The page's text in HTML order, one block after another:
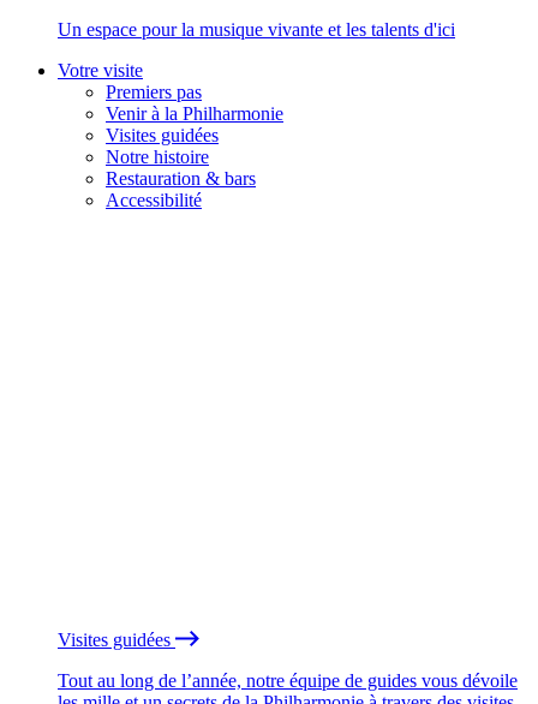
Un espace pour la musique vivante et les talents d'ici
Votre visite
Premiers pas
Venir à la Philharmonie
Visites guidées
Notre histoire
Restauration & bars
Accessibilité
Visites guidées
Tout au long de l’année, notre équipe de guides vous dévoile